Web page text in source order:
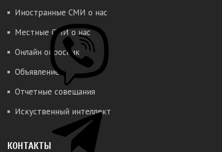
Иностранные СМИ о нас
Местные СМИ о нас
Онлайн опросник
Объявление
Отчетные совещания
Искуственный интеллект
КОНТАКТЫ